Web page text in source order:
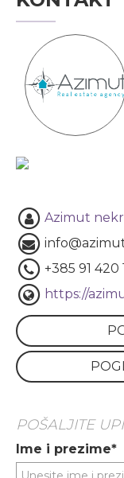
Azimut
+385 91 420
https://
POŠALJITE
Ime i prezime*